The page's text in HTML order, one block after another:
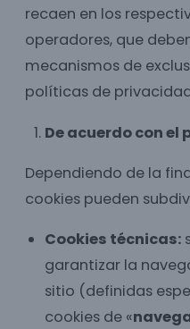
recaen en los
operadores, que
mecanismos de
políticas de
De acuerdo con el
Dependiendo de la
cookies pueden
Cookies técnicas:
garantizar la
sitio (definidas
cookies de «